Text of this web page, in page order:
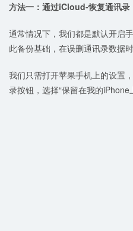
方法一 ：通过iCloud-恢复通讯录
通常情况下，我们都是默认开启
此备份基础，在误删通讯录数据
我们只需打开苹果手机上的设置
录按钮，选择“保留在我的